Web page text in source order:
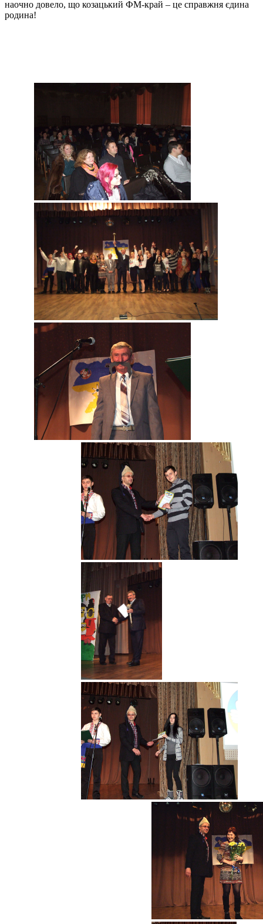
наочно довело, що козацький ФМ-край – це справжня єдина
родина!